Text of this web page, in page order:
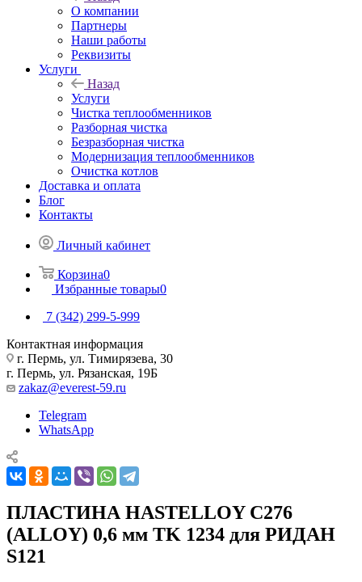
О компании
Партнеры
Наши работы
Реквизиты
Услуги
Назад
Услуги
Чистка теплообменников
Разборная чистка
Безразборная чистка
Модернизация теплообменников
Очистка котлов
Доставка и оплата
Блог
Контакты
Личный кабинет
Корзина0
Избранные товары0
7 (342) 299-5-999
Контактная информация
г. Пермь, ул. Тимирязева, 30
г. Пермь, ул. Рязанская, 19Б
zakaz@everest-59.ru
Telegram
WhatsApp
ПЛАСТИНА HASTELLOY C276
(ALLOY) 0,6 мм TK 1234 для РИДАН
S121